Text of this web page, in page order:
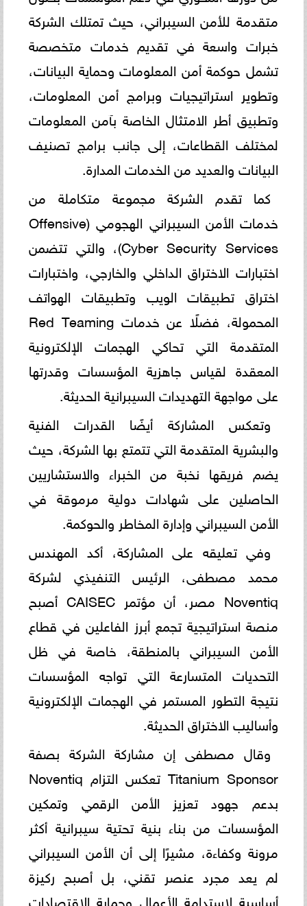
متقدمة للأمن السيبراني، حيث تمتلك الشركة
خبرات واسعة في تقديم خدمات متخصصة
تشمل حوكمة أمن المعلومات وحماية البيانات،
وتطوير استراتيجيات وبرامج أمن المعلومات،
وتطبيق أطر الامتثال الخاصة بآمن المعلومات
لمختلف القطاعات، إلى جانب برامج تصنيف
البيانات والعديد من الخدمات المدارة.
كما تقدم الشركة مجموعة متكاملة من
خدمات الأمن السيبراني الهجومي (Offensive
Cyber Security Services)، والتي تتضمن
اختبارات الاختراق الداخلي والخارجي، واختبارات
اختراق تطبيقات الويب وتطبيقات الهواتف
المحمولة، فضلًا عن خدمات Red Teaming
المتقدمة التي تحاكي الهجمات الإلكترونية
المعقدة لقياس جاهزية المؤسسات وقدرتها
على مواجهة التهديدات السيبرانية الحديثة.
وتعكس المشاركة أيضًا القدرات الفنية
والبشرية المتقدمة التي تتمتع بها الشركة، حيث
يضم فريقها نخبة من الخبراء والاستشاريين
الحاصلين على شهادات دولية مرموقة في
الأمن السيبراني وإدارة المخاطر والحوكمة.
وفي تعليقه على المشاركة، أكد المهندس
محمد مصطفى، الرئيس التنفيذي لشركة
Noventiq مصر، أن مؤتمر CAISEC أصبح
منصة استراتيجية تجمع أبرز الفاعلين في قطاع
الأمن السيبراني بالمنطقة، خاصة في ظل
التحديات المتسارعة التي تواجه المؤسسات
نتيجة التطور المستمر في الهجمات الإلكترونية
وأساليب الاختراق الحديثة.
وقال مصطفى إن مشاركة الشركة بصفة
Titanium Sponsor تعكس التزام Noventiq
بدعم جهود تعزيز الأمن الرقمي وتمكين
المؤسسات من بناء بنية تحتية سيبرانية أكثر
مرونة وكفاءة، مشيرًا إلى أن الأمن السيبراني
لم يعد مجرد عنصر تقني، بل أصبح ركيزة
أساسية لاستدامة الأعمال وحماية الاقتصادات